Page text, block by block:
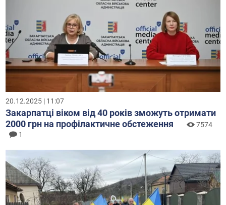
20.12.2025 | 11:07
Закарпатці віком від 40 років зможуть отримати
2000 грн на профілактичне обстеження
7574
1